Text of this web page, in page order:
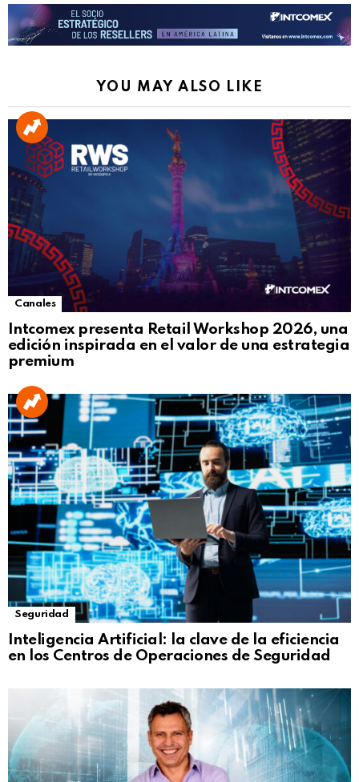
YOU MAY ALSO LIKE
Canales
Intcomex presenta Retail Workshop 2026, una
edición inspirada en el valor de una estrategia
premium
Seguridad
Inteligencia Artificial: la clave de la eficiencia
en los Centros de Operaciones de Seguridad